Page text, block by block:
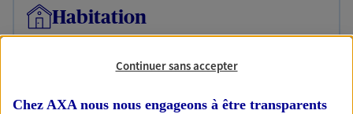
Habitation
Votre logement est unique, comme vous. Le
protégeant ce qui vous tient à coeur.
Découvrir l'offre Habitation
Continuer sans accepter
Chez AXA nous nous engageons à être transparents